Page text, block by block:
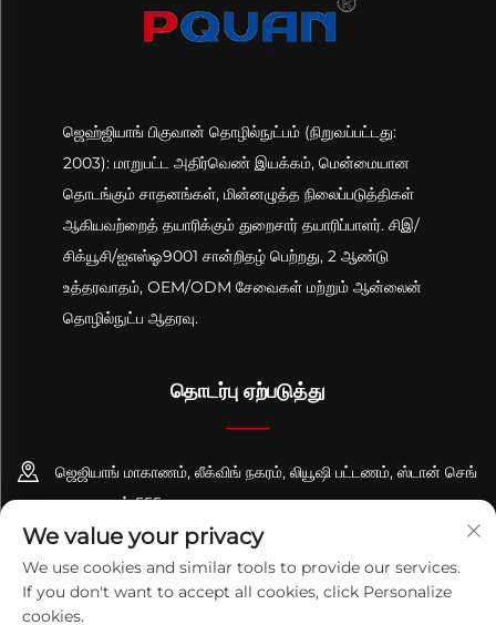
ஜெஹ்ஜியாங் பிகுவான் தொழில்நுட்பம் (நிறுவப்பட்டது:
2003): மாறுபட்ட அதிர்வெண் இயக்கம், மென்மையான
தொடங்கும் சாதனங்கள், மின்னழுத்த நிலைப்படுத்திகள்
ஆகியவற்றைத் தயாரிக்கும் துறைசார் தயாரிப்பாளர். சிஇ/
சிக்யூசி/ஐஎஸ்ஓ9001 சான்றிதழ் பெற்றது, 2 ஆண்டு
உத்தரவாதம், OEM/ODM சேவைகள் மற்றும் ஆன்லைன்
தொழில்நுட்ப ஆதரவு.
தொடர்பு ஏற்படுத்து
ஜெஜியாங் மாகாணம், லீக்விங் நகரம், லியூஷி பட்டணம், ஸ்டான் செங்
சாலை, எண் 555
+86-13695814656
[email protected]
We value your privacy
We use cookies and similar tools to provide our services.
If you don't want to accept all cookies, click Personalize
cookies.